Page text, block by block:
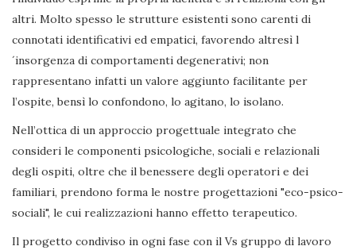
altri. Molto spesso le strutture esistenti sono carenti di
connotati identificativi ed empatici, favorendo altresì l
´insorgenza di comportamenti degenerativi; non
rappresentano infatti un valore aggiunto facilitante per
l’ospite, bensì lo confondono, lo agitano, lo isolano.
Nell’ottica di un approccio progettuale integrato che
consideri le componenti psicologiche, sociali e relazionali
degli ospiti, oltre che il benessere degli operatori e dei
familiari, prendono forma le nostre progettazioni "eco-psico-
sociali", le cui realizzazioni hanno effetto terapeutico.
Il progetto condiviso in ogni fase con il Vs gruppo di lavoro